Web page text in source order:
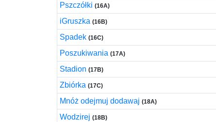
Pszczółki (16A)
iGruszka (16B)
Spadek (16C)
Poszukiwania (17A)
Stadion (17B)
Zbiórka (17C)
Mnóż odejmuj dodawaj (18A)
Wodzirej (18B)